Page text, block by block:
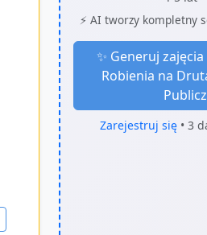
⚡ AI tworzy kompletny
✨ Generuj zajęcia
Robienia na
Zarejestruj się• 3